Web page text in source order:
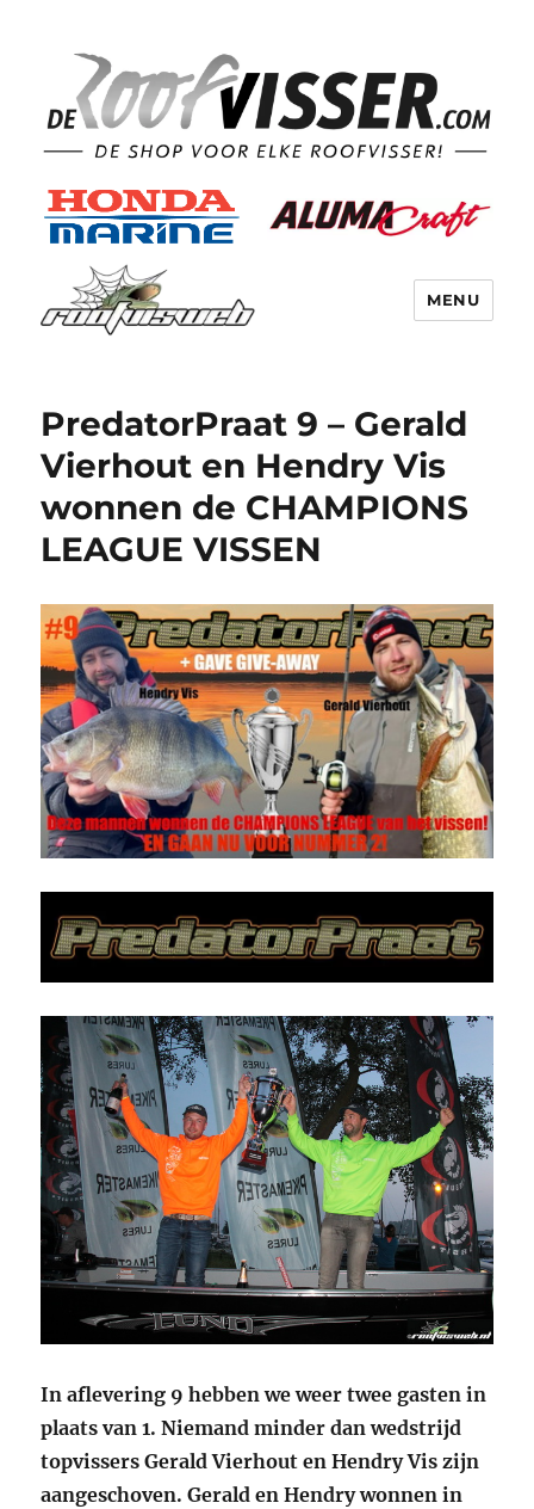
MENU
PredatorPraat 9 – Gerald
Vierhout en Hendry Vis
wonnen de CHAMPIONS
LEAGUE VISSEN
In aflevering 9 hebben we weer twee gasten in
plaats van 1. Niemand minder dan wedstrijd
topvissers Gerald Vierhout en Hendry Vis zijn
aangeschoven. Gerald en Hendry wonnen in